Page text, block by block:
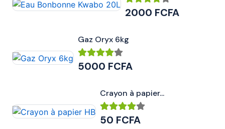
2000 FCFA
Gaz Oryx 6kg
5000 FCFA
Crayon à papier...
50 FCFA